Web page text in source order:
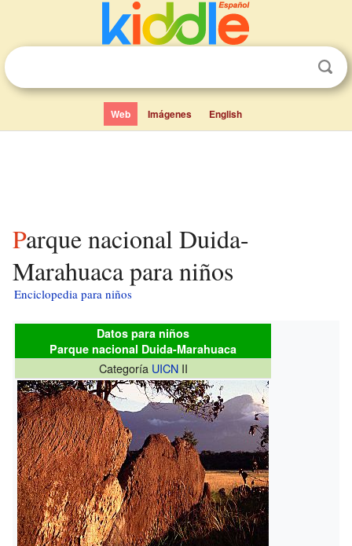
Web Imágenes English
Parque nacional Duida-
Marahuaca para niños
Enciclopedia para niños
Datos para niños
Parque nacional Duida-Marahuaca
Categoría UICNII